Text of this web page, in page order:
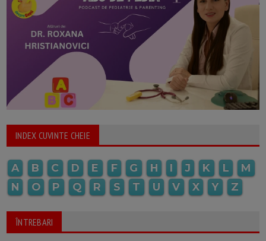
INDEX CUVINTE CHEIE
A B C D E F G H I J K L
M
N
O P Q R S T U V X Y Z
ÎNTREBARI